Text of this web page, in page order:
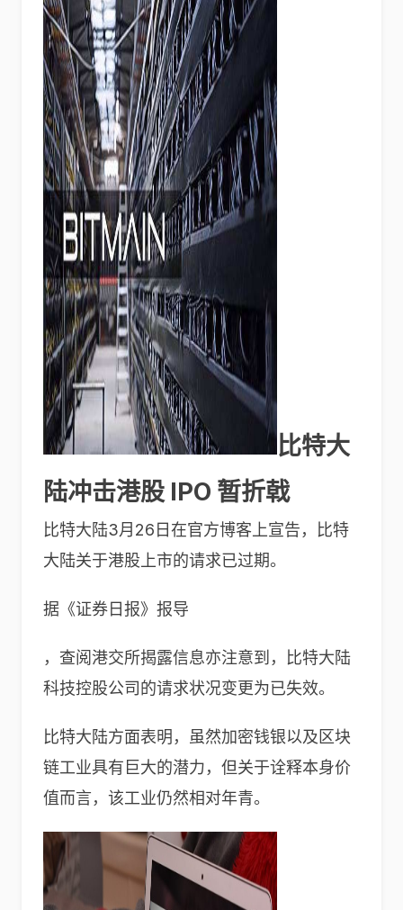
比特大
陆冲击港股 IPO 暂折戟
比特大陆3月26日在官方博客上宣告，比特
大陆关于港股上市的请求已过期。
据《证券日报》报导
，查阅港交所揭露信息亦注意到，比特大陆
科技控股公司的请求状况变更为已失效。
比特大陆方面表明，虽然加密钱银以及区块
链工业具有巨大的潜力，但关于诠释本身价
值而言，该工业仍然相对年青。